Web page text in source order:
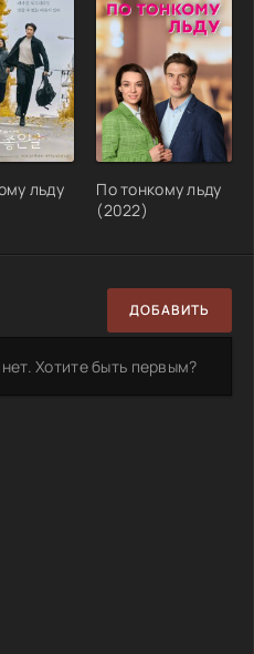
льду
По тонкому льду
(2022)
ДОБАВИТЬ
Хотите быть первым?